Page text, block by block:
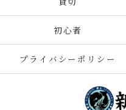
初心者
プライバシーポリシー